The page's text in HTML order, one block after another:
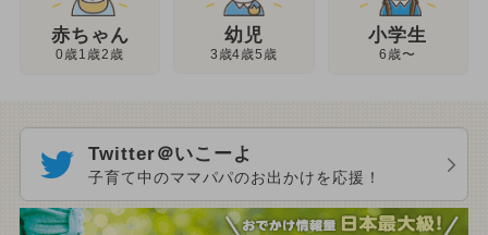
赤ちゃん
0歳1歳2歳
幼児
3歳4歳5歳
小学生
6歳〜
Twitter＠いこーよ
子育て中のママパパのお出かけを応援！